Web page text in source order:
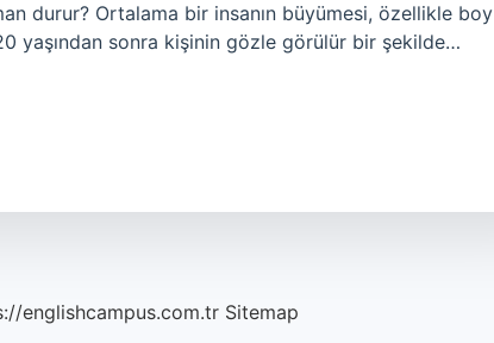
durur? Ortalama bir insanın büyümesi, özellikle boy
yaşından sonra kişinin gözle görülür bir şekilde…
englishcampus.com.tr Sitemap